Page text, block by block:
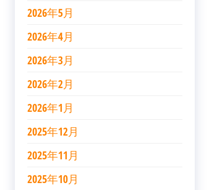
2026年5月
2026年4月
2026年3月
2026年2月
2026年1月
2025年12月
2025年11月
2025年10月